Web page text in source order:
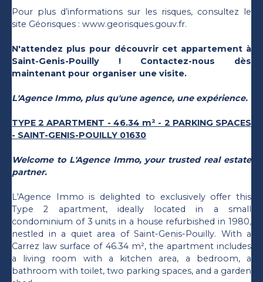
Pour plus d’informations sur les risques, consultez le
site Géorisques : www.georisques.gouv.fr.
N'attendez plus pour découvrir cet appartement à
Saint-Genis-Pouilly ! Contactez-nous dès
maintenant pour organiser une visite.
L'Agence Immo, plus qu'une agence, une expérience.
TYPE 2 APARTMENT - 46.34 m² - 2 PARKING SPACES
- SAINT-GENIS-POUILLY 01630
Welcome to L'Agence Immo, your trusted real estate
partner.
L'Agence Immo is delighted to exclusively offer this
Type 2 apartment, ideally located in a small
condominium of 3 units in a house refurbished in 1980,
nestled in a quiet area of Saint-Genis-Pouilly. With a
Carrez law surface of 46.34 m², the apartment includes
a living room with a kitchen area, a bedroom, a
bathroom with toilet, two parking spaces, and a garden